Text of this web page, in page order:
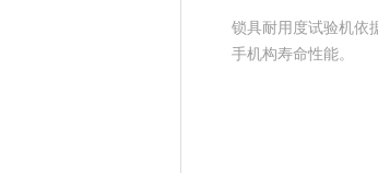
锁具耐用度试验机依
手机构寿命性能。